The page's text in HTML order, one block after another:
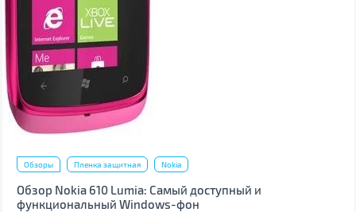
Обзоры Пленка защитная Nokia
Обзор Nokia 610 Lumia: Самый доступный и
функциональный Windows-фон